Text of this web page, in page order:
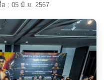
: 05 มิ.ย. 2567